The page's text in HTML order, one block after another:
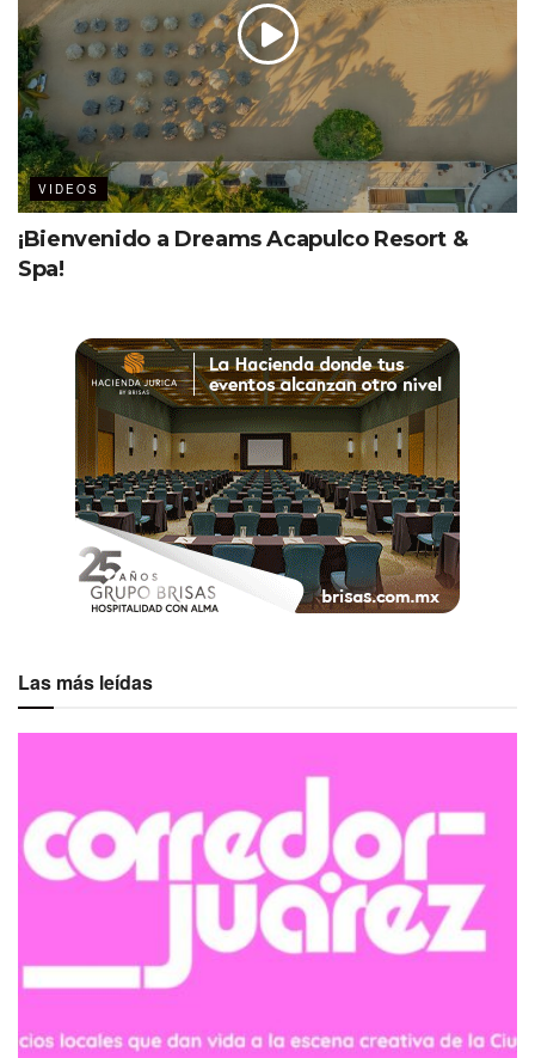
VIDEOS
¡Bienvenido a Dreams Acapulco Resort &
Spa!
Las más leídas